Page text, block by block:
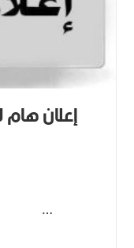
إعلان
للإطلاع على نتائج مسابقة الدكتوراه زوروا